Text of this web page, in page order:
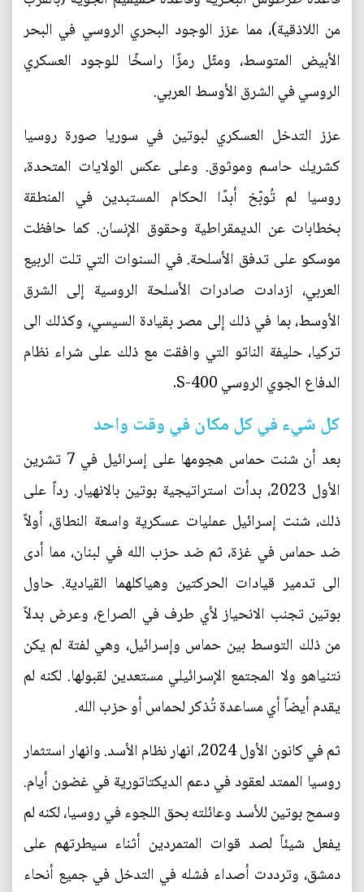
من اللاذقية)، مما عزز الوجود البحري الروسي في البحر
الأبيض المتوسط، ومثّل رمزًا راسخًا للوجود العسكري
الروسي في الشرق الأوسط العربي.
عزز التدخل العسكري لبوتين في سوريا صورة روسيا
كشريك حاسم وموثوق. وعلى عكس الولايات المتحدة،
روسيا لم تُوبّخ أبدًا الحكام المستبدين في المنطقة
بخطابات عن الديمقراطية وحقوق الإنسان. كما حافظت
موسكو على تدفق الأسلحة. في السنوات التي تلت الربيع
العربي، ازدادت صادرات الأسلحة الروسية إلى الشرق
الأوسط، بما في ذلك إلى مصر بقيادة السيسي، وكذلك الى
تركيا، حليفة الناتو التي وافقت مع ذلك على شراء نظام
الدفاع الجوي الروسي S-400.
كل شيء في كل مكان في وقت واحد
بعد أن شنت حماس هجومها على إسرائيل في 7 تشرين
الأول 2023، بدأت استراتيجية بوتين بالانهيار. رداً على
ذلك، شنت إسرائيل عمليات عسكرية واسعة النطاق، أولاً
ضد حماس في غزة، ثم ضد حزب الله في لبنان، مما أدى
الى تدمير قيادات الحركتين وهياكلهما القيادية. حاول
بوتين تجنب الانحياز لأي طرف في الصراع، وعرض بدلاً
من ذلك التوسط بين حماس وإسرائيل، وهي لفتة لم يكن
نتنياهو ولا المجتمع الإسرائيلي مستعدين لقبولها. لكنه لم
يقدم أيضاً أي مساعدة تُذكر لحماس أو حزب الله.
ثم في كانون الأول 2024، انهار نظام الأسد. وانهار استثمار
روسيا الممتد لعقود في دعم الديكتاتورية في غضون أيام.
وسمح بوتين للأسد وعائلته بحق اللجوء في روسيا، لكنه لم
يفعل شيئاً لصد قوات المتمردين أثناء سيطرتهم على
دمشق، وترددت أصداء فشله في التدخل في جميع أنحاء